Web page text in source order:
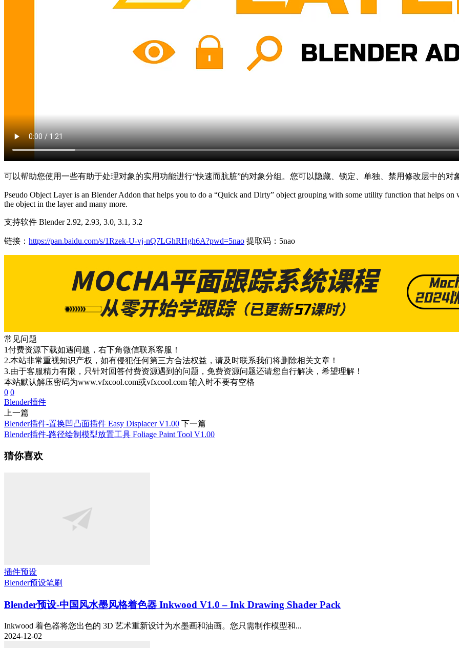
可以帮助您使用一些有助于处理对象的实用功能进行“快速而肮脏”的对象分组。您可以隐藏、锁定、单独、禁用修改层中的对
Pseudo Object Layer is an Blender Addon that helps you to do a “Quick and Dirty” object grouping with some utility function that helps
the object in the layer and many more.
支持软件 Blender 2.92, 2.93, 3.0, 3.1, 3.2
链接： https://pan.baidu.com/s/1Rzek-U-vj-nQ7LGhRHgh6A?pwd=5nao 提取码：5nao
常见问题
1付费资源下载如遇问题，右下角微信联系客服！
2.本站非常重视知识产权，如有侵犯任何第三方合法权益，请及时联系我们将删除相关文章！
3.由于客服精力有限，只针对回答付费资源遇到的问题，免费资源问题还请您自行解决，希望理解！
本站默认解压密码为www.vfxcool.com或vfxcool.com 输入时不要有空格
0 0
Blender插件
上一篇
Blender插件-置换凹凸面插件 Easy Displacer V1.00 下一篇
Blender插件-路径绘制模型放置工具 Foliage Paint Tool V1.00
猜你喜欢
插件预设
Blender预设笔刷
Blender预设-中国风水墨风格着色器 Inkwood V1.0 – Ink Drawing Shader Pack
Inkwood 着色器将您出色的 3D 艺术重新设计为水墨画和油画。您只需制作模型和...
2024-12-02